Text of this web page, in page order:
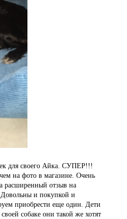
для своего Айка. СУПЕР!!!
на фото в магазине. Очень
расширенный отзыв на
и покупкой и
приобрести еще один. Дети
собаке они такой же хотят